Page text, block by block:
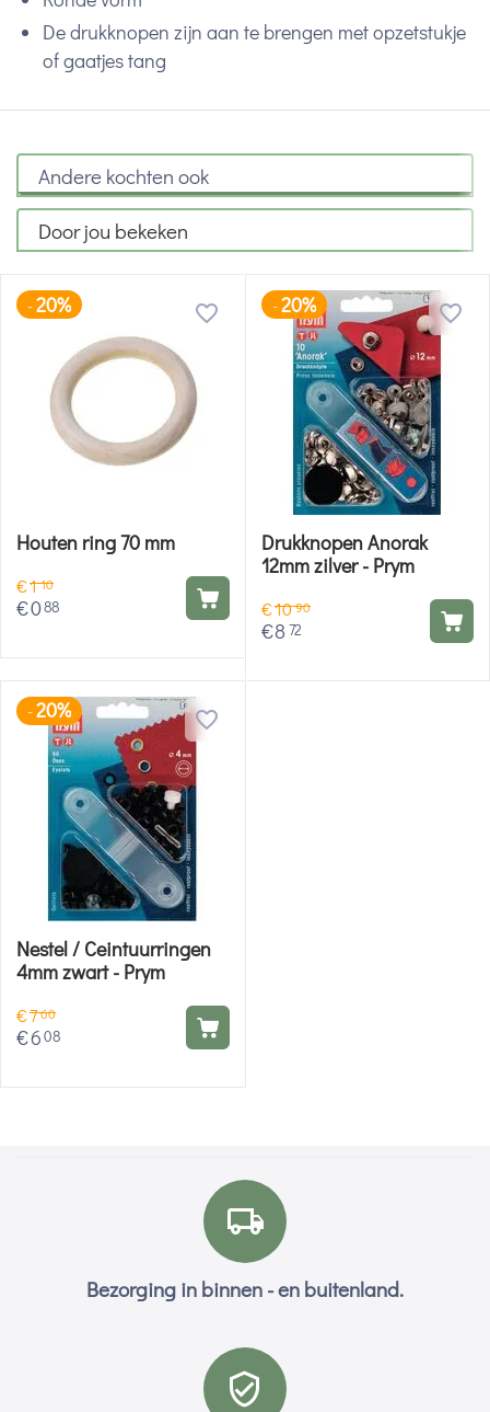
De drukknopen zijn aan te brengen met opzetstukje
of gaatjes tang
Andere kochten ook
Door jou bekeken
-20%
Houten ring 70 mm
€110
€088
-20%
Drukknopen Anorak
12mm zilver - Prym
€1090
€8 72
-20%
Nestel / Ceintuurringen
4mm zwart - Prym
€760
€608
Bezorging in binnen - en buitenland.